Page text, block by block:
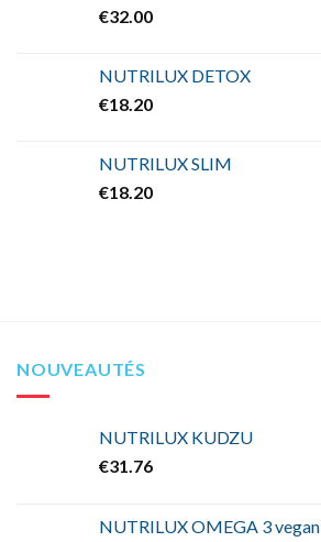
€32.00
NUTRILUX DETOX
€18.20
NUTRILUX SLIM
€18.20
NOUVEAUTÉS
NUTRILUX KUDZU
€31.76
NUTRILUX OMEGA 3 vegan